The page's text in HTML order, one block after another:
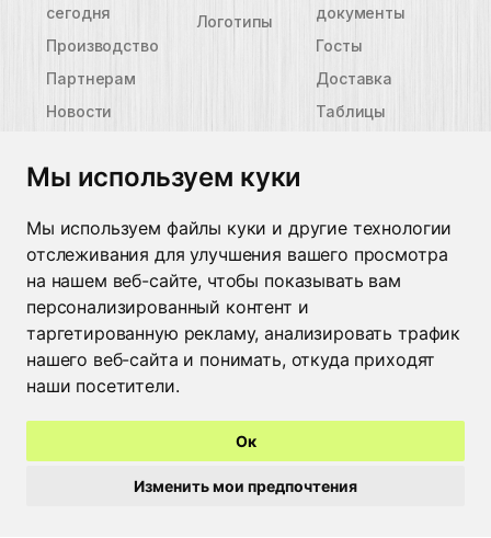
Мы используем куки
Мы используем файлы куки и другие технологии
отслеживания для улучшения вашего просмотра
на нашем веб-сайте, чтобы показывать вам
персонализированный контент и
таргетированную рекламу, анализировать трафик
нашего веб-сайта и понимать, откуда приходят
наши посетители.
Ок
Изменить мои предпочтения
сегодня
Производство
Партнерам
Новости
Логотипы
документы
Госты
Доставка
Таблицы
Минск
+375 29 662 49 09
Москва
+7 926 022 48 59
Брест
+375 44 515 25 50
Пинск
+375 29 308 20 18
Барановичи
+375 44 729 70 88
Гомель
Мозырь
+375 236 22 03 04
+375 29 246 55 56
Витебск
+375 212 36 07 87